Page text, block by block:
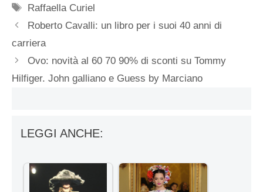
Tag
Raffaella Curiel
Roberto Cavalli: un libro per i suoi 40 anni di
carriera
Ovo: novità al 60 70 90% di sconti su Tommy
Hilfiger. John galliano e Guess by Marciano
LEGGI ANCHE: